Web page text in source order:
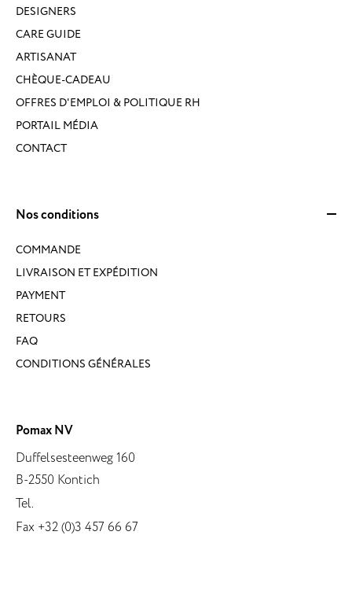
DESIGNERS
CARE GUIDE
ARTISANAT
CHÈQUE-CADEAU
OFFRES D'EMPLOI & POLITIQUE RH
PORTAIL MÉDIA
CONTACT
Nos conditions
COMMANDE
LIVRAISON ET EXPÉDITION
PAYMENT
RETOURS
FAQ
CONDITIONS GÉNÉRALES
Pomax NV
Duffelsesteenweg 160
B-2550 Kontich
Tel.
Fax +32 (0)3 457 66 67